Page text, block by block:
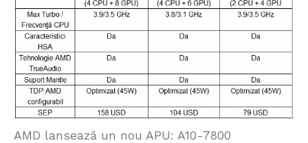
AMD lansează un nou APU: A10-7800